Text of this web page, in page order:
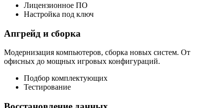
Лицензионное ПО
Настройка под ключ
Апгрейд и сборка
Модернизация компьютеров, сборка новых систем. От
офисных до мощных игровых конфигураций.
Подбор комплектующих
Тестирование